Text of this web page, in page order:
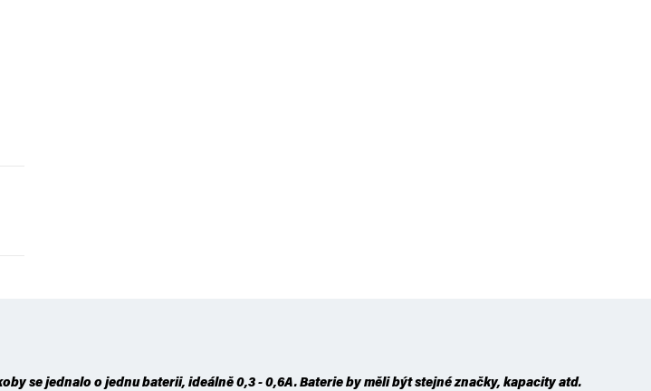
se jednalo o jednu baterii, ideálně 0,3 - 0,6A. Baterie by měli být stejné značky, kapacity atd.